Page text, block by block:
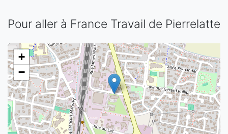
Pour aller à France Travail de Pierrelatte
+
−